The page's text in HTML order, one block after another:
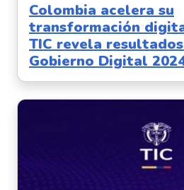
Colombia acelera su
transformación
TIC revela
Gobierno Digital